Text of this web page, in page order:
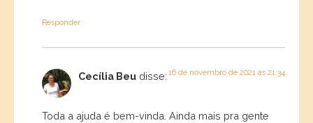
Responder
Cecília Beu disse: 16 de novembro de 2021 às 21:34
Toda a ajuda é bem-vinda. Ainda mais pra gente